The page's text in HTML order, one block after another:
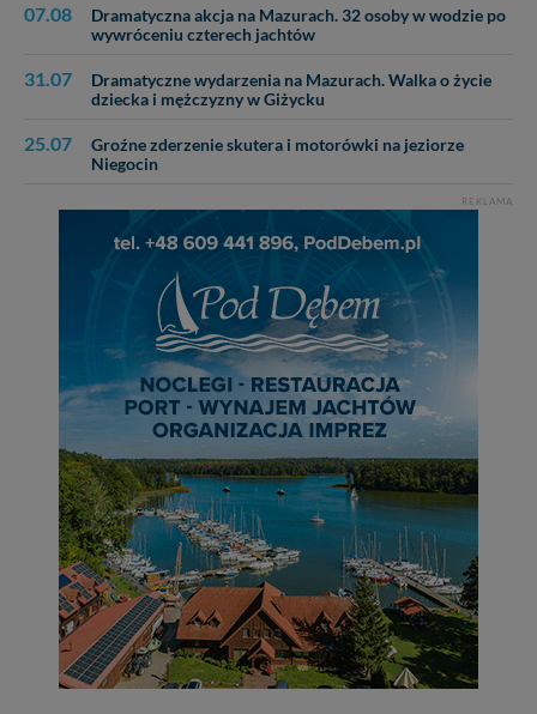
07.08
Dramatyczna akcja na Mazurach. 32 osoby w wodzie po
wywróceniu czterech jachtów
31.07
Dramatyczne wydarzenia na Mazurach. Walka o życie
dziecka i mężczyzny w Giżycku
25.07
Groźne zderzenie skutera i motorówki na jeziorze
Niegocin
REKLAMA